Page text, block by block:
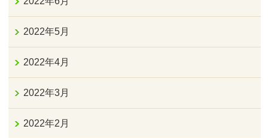
2022年5月
2022年4月
2022年3月
2022年2月